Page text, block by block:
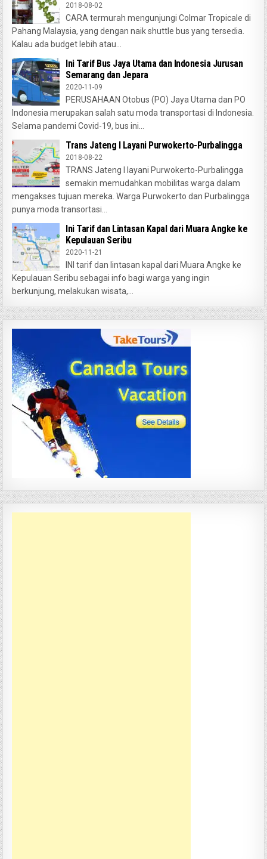
2018-08-02
CARA termurah mengunjungi Colmar Tropicale di
Pahang Malaysia, yang dengan naik shuttle bus yang tersedia.
Kalau ada budget lebih atau...
Ini Tarif Bus Jaya Utama dan Indonesia Jurusan
Semarang dan Jepara
2020-11-09
PERUSAHAAN Otobus (PO) Jaya Utama dan PO
Indonesia merupakan salah satu moda transportasi di Indonesia.
Selama pandemi Covid-19, bus ini...
Trans Jateng I Layani Purwokerto-Purbalingga
2018-08-22
TRANS Jateng I layani Purwokerto-Purbalingga
semakin memudahkan mobilitas warga dalam
mengakses tujuan mereka. Warga Purwokerto dan Purbalingga
punya moda transortasi...
Ini Tarif dan Lintasan Kapal dari Muara Angke ke
Kepulauan Seribu
2020-11-21
INI tarif dan lintasan kapal dari Muara Angke ke
Kepulauan Seribu sebagai info bagi warga yang ingin
berkunjung, melakukan wisata,...